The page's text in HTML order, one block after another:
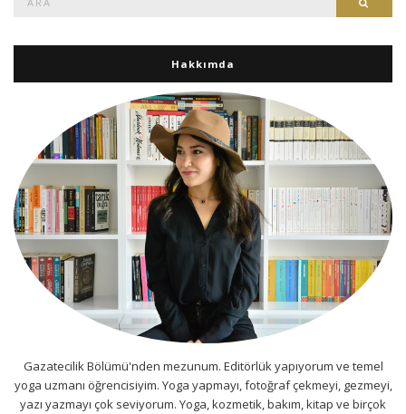
Hakkımda
Gazatecilik Bölümü'nden mezunum. Editörlük yapıyorum ve temel
yoga uzmanı öğrencisiyim. Yoga yapmayı, fotoğraf çekmeyi, gezmeyi,
yazı yazmayı çok seviyorum. Yoga, kozmetik, bakım, kitap ve birçok